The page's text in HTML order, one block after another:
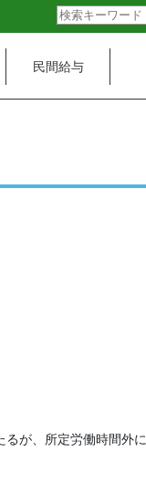
民間給与
が、所定労働時間外に